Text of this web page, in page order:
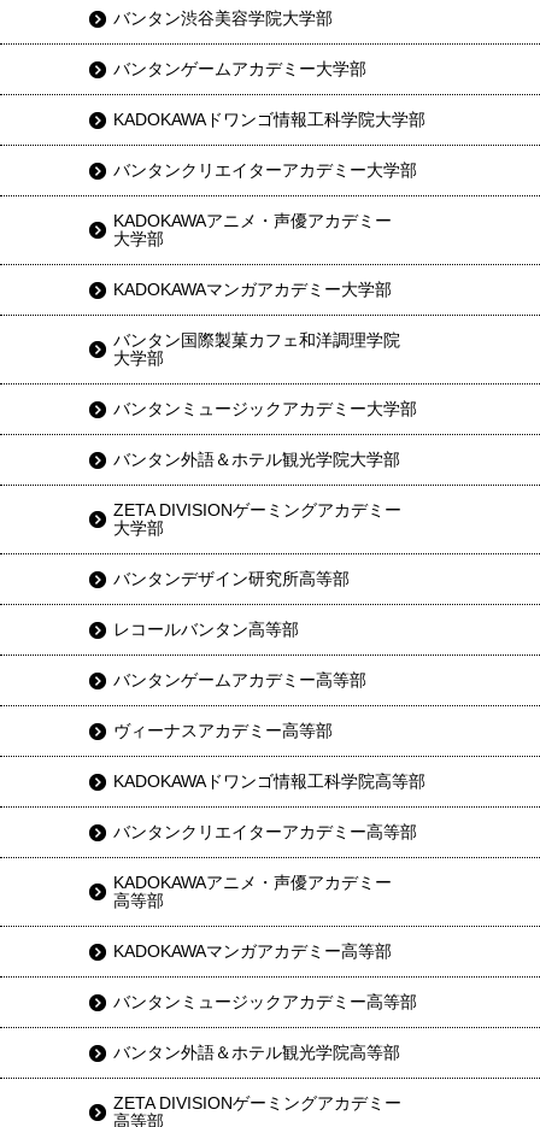
バンタン渋谷美容学院大学部
バンタンゲームアカデミー大学部
KADOKAWAドワンゴ情報工科学院大学部
バンタンクリエイターアカデミー大学部
KADOKAWAアニメ・声優アカデミー
大学部
KADOKAWAマンガアカデミー大学部
バンタン国際製菓カフェ和洋調理学院
大学部
バンタンミュージックアカデミー大学部
バンタン外語＆ホテル観光学院大学部
ZETA DIVISIONゲーミングアカデミー
大学部
バンタンデザイン研究所高等部
レコールバンタン高等部
バンタンゲームアカデミー高等部
ヴィーナスアカデミー高等部
KADOKAWAドワンゴ情報工科学院高等部
バンタンクリエイターアカデミー高等部
KADOKAWAアニメ・声優アカデミー
高等部
KADOKAWAマンガアカデミー高等部
バンタンミュージックアカデミー高等部
バンタン外語＆ホテル観光学院高等部
ZETA DIVISIONゲーミングアカデミー
高等部